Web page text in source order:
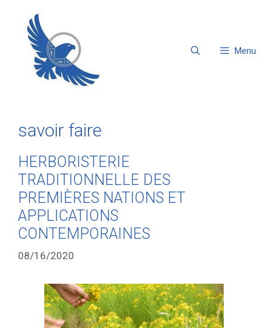
Menu
savoir faire
HERBORISTERIE
TRADITIONNELLE DES
PREMIÈRES NATIONS ET
APPLICATIONS
CONTEMPORAINES
08/16/2020